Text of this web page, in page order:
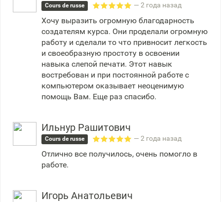
Cours de russe — 2 года назад
Хочу выразить огромную благодарность
создателям курса. Они проделали огромную
работу и сделали то что привносит легкость
и своеобразную простоту в освоении
навыка слепой печати. Этот навык
востребован и при постоянной работе с
компьютером оказывает неоценимую
помощь Вам. Еще раз спасибо.
Ильнур Рашитович
Cours de russe — 2 года назад
Отлично все получилось, очень помогло в
работе.
Игорь Анатольевич